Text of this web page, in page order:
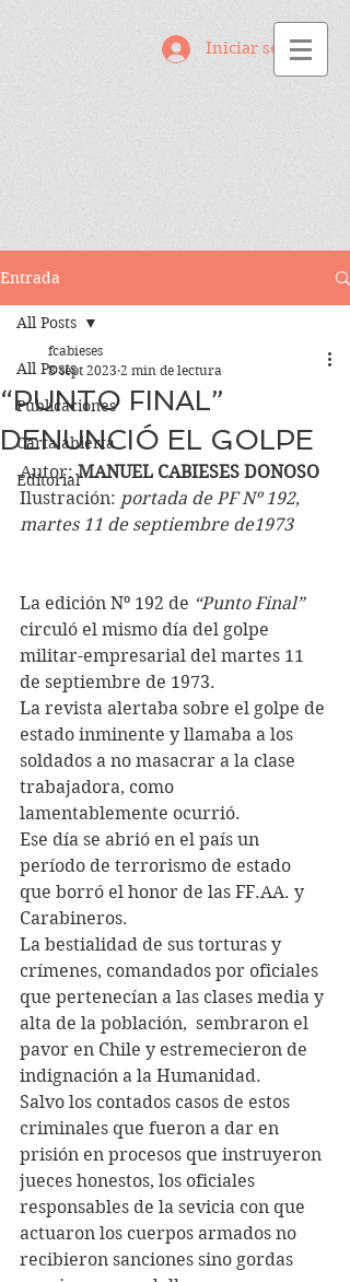
Iniciar sesión
Entrada
All Posts
Publicaciones
Carta abierta
Editorial
All Posts
“PUNTO FINAL”
DENUNCIÓ EL GOLPE
fcabieses
8 sept 2023 2 min de lectura
Autor: MANUEL CABIESES DONOSO
Ilustración: portada de PF Nº 192,
martes 11 de septiembre de1973
La edición Nº 192 de “Punto Final”
circuló el mismo día del golpe
militar-empresarial del martes 11
de septiembre de 1973.
La revista alertaba sobre el golpe de
estado inminente y llamaba a los
soldados a no masacrar a la clase
trabajadora, como
lamentablemente ocurrió.
Ese día se abrió en el país un
período de terrorismo de estado
que borró el honor de las FF.AA. y
Carabineros.
La bestialidad de sus torturas y
crímenes, comandados por oficiales
que pertenecían a las clases media y
alta de la población,  sembraron el
pavor en Chile y estremecieron de
indignación a la Humanidad.
Salvo los contados casos de estos
criminales que fueron a dar en
prisión en procesos que instruyeron
jueces honestos, los oficiales
responsables de la sevicia con que
actuaron los cuerpos armados no
recibieron sanciones sino gordas